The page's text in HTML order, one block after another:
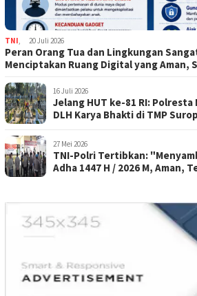
TNI, 20 Juli 2026
Peran Orang Tua dan Lingkungan
Menciptakan Ruang Digital yang Aman,
16 Juli 2026
Jelang HUT ke-81 RI: Polresta
DLH Karya Bhakti di TMP
27 Mei 2026
TNI-Polri Tertibkan:
Adha 1447 H / 2026 M, Aman,